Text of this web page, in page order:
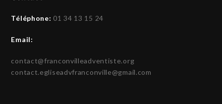
Téléphone: 01 34 13 15 24
Email:
contact@franconvilleadventiste.org
contact.egliseadvfranconville@gmail.com